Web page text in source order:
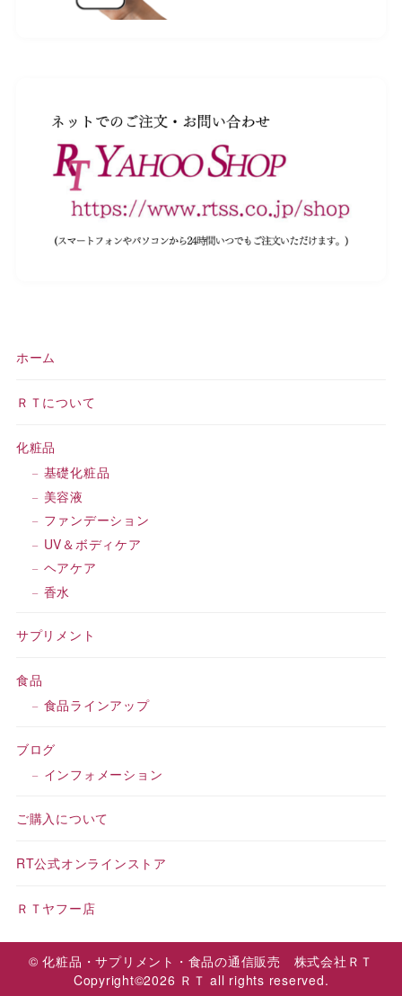
ホーム
ＲＴについて
化粧品
基礎化粧品
美容液
ファンデーション
UV＆ボディケア
ヘアケア
香水
サプリメント
食品
食品ラインアップ
ブログ
インフォメーション
ご購入について
RT公式オンラインストア
ＲＴヤフー店
© 化粧品・サプリメント・食品の通信販売 株式会社ＲＴ
Copyright©2026 ＲＴ all rights reserved.